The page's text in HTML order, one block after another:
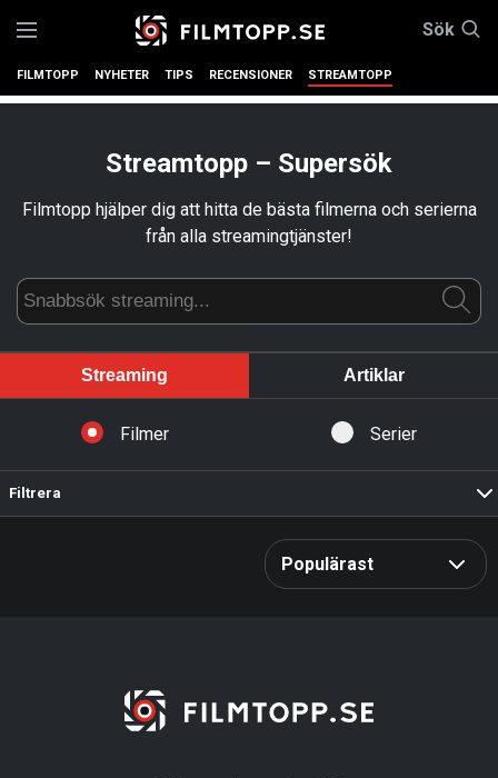
Sök
FILMTOPP NYHETER TIPS RECENSIONER STREAMTOPP
Streamtopp – Supersök
Filmtopp hjälper dig att hitta de bästa filmerna och serierna
från alla streamingtjänster!
Streaming Artiklar
Filmer Serier
Filtrera
Alla Rensa
Alla Rensa
Populärast